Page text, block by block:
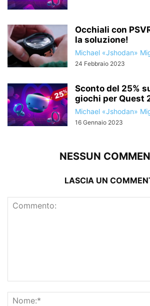
Occhiali con
la soluzione!
Michael «Jshodan»
24 Febbraio 2023
Sconto del 25%
giochi per Quest
Michael «Jshodan»
16 Gennaio 2023
NESSUN
LASCIA UN